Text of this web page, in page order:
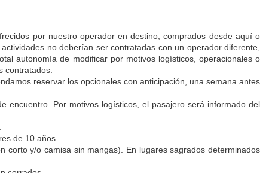
por nuestro operador en destino, comprados desde aquí o
no deberían ser contratadas con un operador diferente,
autonomía de modificar por motivos logísticos, operacionales o
contratados.
reservar los opcionales con anticipación, una semana antes
encuentro. Por motivos logísticos, el pasajero será informado del
de 10 años.
corto y/o camisa sin mangas). En lugares sagrados determinados